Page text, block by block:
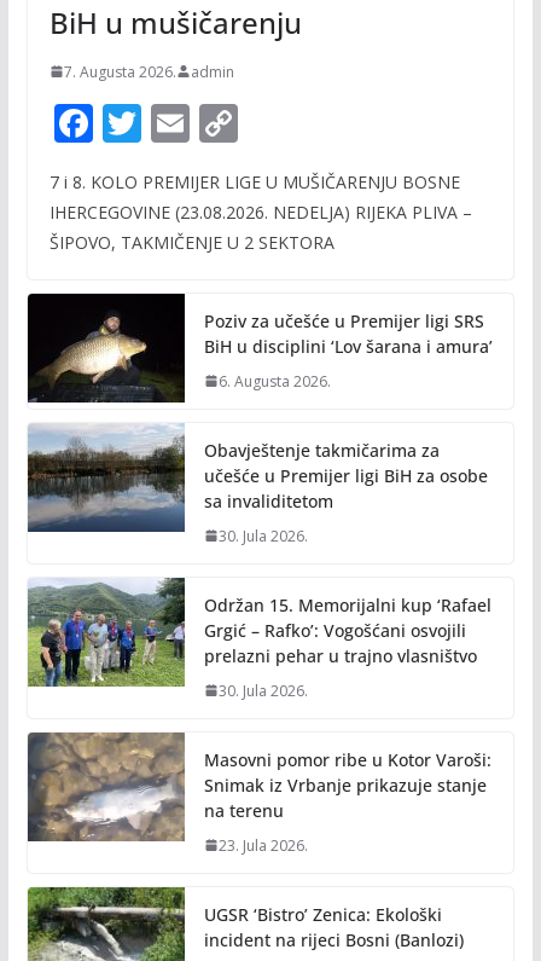
BiH u mušičarenju
7. Augusta 2026. admin
F
ac
e
b
o
k
T
w
itt
er
E
m
ai
l
C
p
y
n
k
7 i 8. KOLO PREMIJER LIGE U MUŠIČARENJU BOSNE
IHERCEGOVINE (23.08.2026. NEDELJA) RIJEKA PLIVA –
ŠIPOVO, TAKMIČENJE U 2 SEKTORA
Poziv za učešće u Premijer ligi SRS
BiH u disciplini ‘Lov šarana i amura’
6. Augusta 2026.
Obavještenje takmičarima za
učešće u Premijer ligi BiH za osobe
sa invaliditetom
30. Jula 2026.
Održan 15. Memorijalni kup ‘Rafael
Grgić – Rafko’: Vogošćani osvojili
prelazni pehar u trajno vlasništvo
30. Jula 2026.
Masovni pomor ribe u Kotor Varoši:
Snimak iz Vrbanje prikazuje stanje
na terenu
23. Jula 2026.
UGSR ‘Bistro’ Zenica: Ekološki
incident na rijeci Bosni (Banlozi)